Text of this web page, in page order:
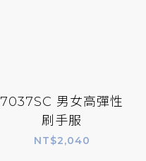
7037SC 男女高彈性
刷手服
NT$2,040